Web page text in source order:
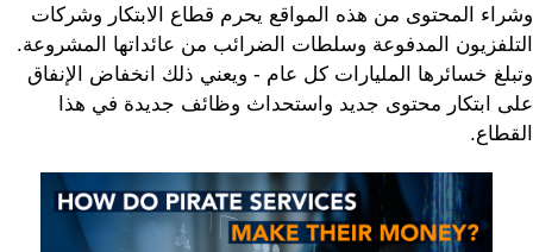
وشراء المحتوى من هذه المواقع يحرم قطاع الابتكار وشركات
التلفزيون المدفوعة وسلطات الضرائب من عائداتها المشروعة.
وتبلغ خسائرها المليارات كل عام - ويعني ذلك انخفاض الإنفاق
على ابتكار محتوى جديد واستحداث وظائف جديدة في هذا
القطاع.